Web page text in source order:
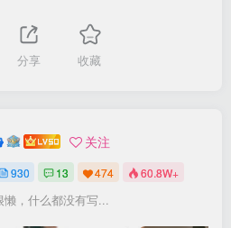
分享 收藏
关注
930 13 474 60.8W+
懒，什么都没有写...